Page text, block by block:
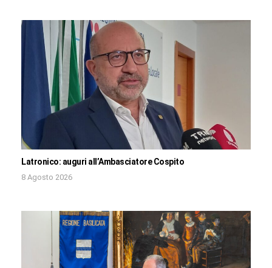
Latronico: auguri all’Ambasciatore Cospito
8 Agosto 2026